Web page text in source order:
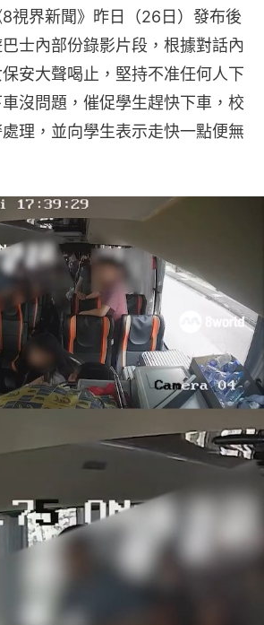
視界新聞》昨日（26日）發布後
士內部份錄影片段，根據對話內
安大聲喝止，堅持不准任何人下
沒問題，催促學生趕快下車，校
理，並向學生表示走快一點便無